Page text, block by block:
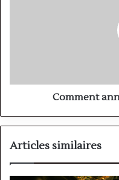
Comment
Articles similaires